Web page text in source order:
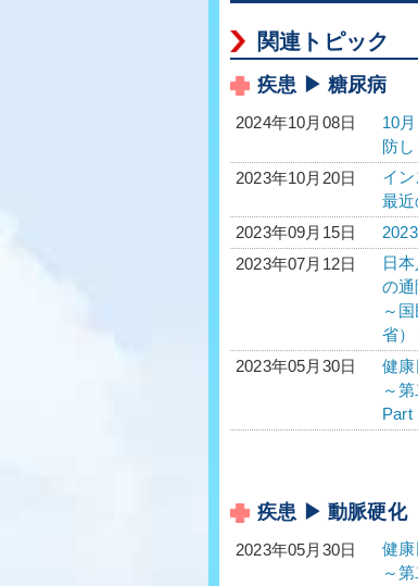
関連トピック
疾患 ▶ 糖尿病
2024年10月08日
10
防し
2023年10月20日
イ
最
2023年09月15日
2023年07月12日
日
の通
～
省）
2023年05月30日
健
～
Part
疾患 ▶ 動脈硬化
2023年05月30日
健
～